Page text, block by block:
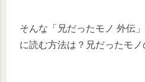
そんな「兄だったモノ 外伝
に読む方法は？兄だったモノ